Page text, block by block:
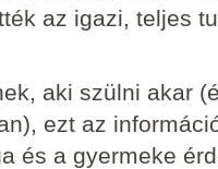
az igazi, teljes
aki szülni akar
ezt az
és a gyermeke